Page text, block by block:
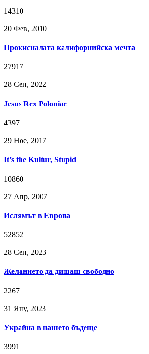
14310
20 Фев, 2010
Прокисналата калифорнийска мечта
27917
28 Сeп, 2022
Jesus Rex Poloniae
4397
29 Ное, 2017
It’s the Kultur, Stupid
10860
27 Апр, 2007
Ислямът в Европа
52852
28 Сeп, 2023
Желанието да дишаш свободно
2267
31 Яну, 2023
Украйна в нашето бъдеще
3991